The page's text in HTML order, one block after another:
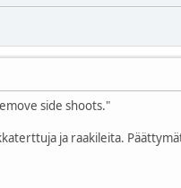
side shoots."
ja raakileita.